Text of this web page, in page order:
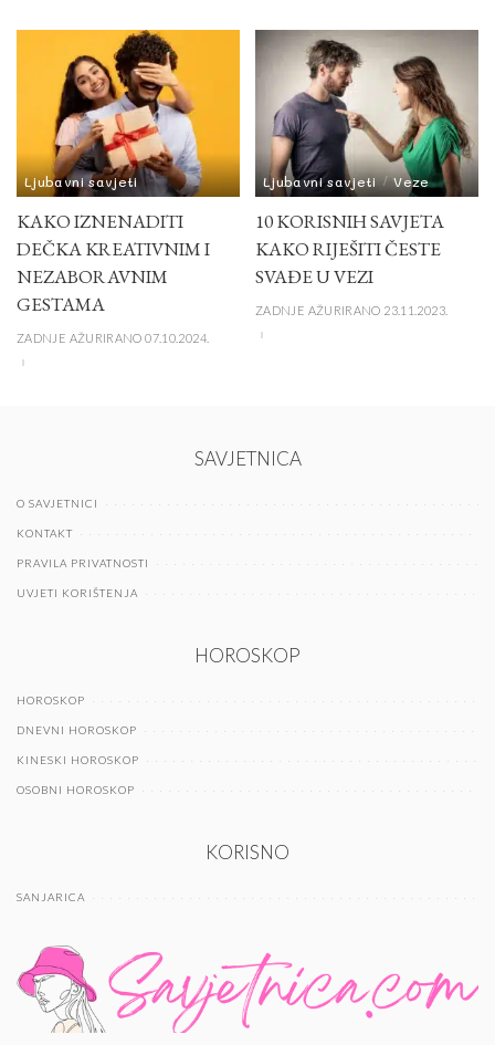
Ljubavni savjeti
KAKO IZNENADITI
DEČKA KREATIVNIM I
NEZABORAVNIM
GESTAMA
ZADNJE AŽURIRANO 07.10.2024.
Ljubavni savjeti Veze
10 KORISNIH SAVJETA
KAKO RIJEŠITI ČESTE
SVAĐE U VEZI
ZADNJE AŽURIRANO 23.11.2023.
SAVJETNICA
O SAVJETNICI
KONTAKT
PRAVILA PRIVATNOSTI
UVJETI KORIŠTENJA
HOROSKOP
HOROSKOP
DNEVNI HOROSKOP
KINESKI HOROSKOP
OSOBNI HOROSKOP
KORISNO
SANJARICA